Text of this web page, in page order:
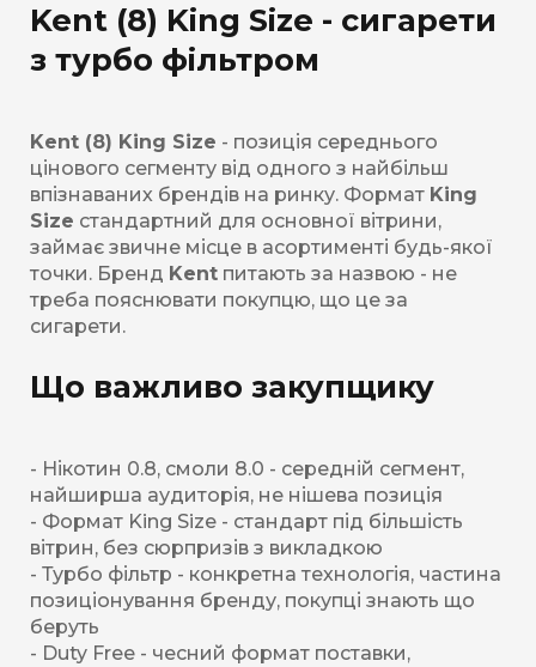
Kent (8) King Size - сигарети
з турбо фільтром
Kent (8) King Size - позиція середнього
цінового сегменту від одного з найбільш
впізнаваних брендів на ринку. Формат King
Size стандартний для основної вітрини,
займає звичне місце в асортименті будь-якої
точки. Бренд Kent питають за назвою - не
треба пояснювати покупцю, що це за
сигарети.
Що важливо закупщику
- Нікотин 0.8, смоли 8.0 - середній сегмент,
найширша аудиторія, не нішева позиція
- Формат King Size - стандарт під більшість
вітрин, без сюрпризів з викладкою
- Турбо фільтр - конкретна технологія, частина
позиціонування бренду, покупці знають що
беруть
- Duty Free - чесний формат поставки,